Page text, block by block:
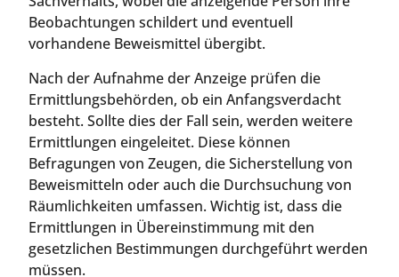
Beobachtungen schildert und eventuell
vorhandene Beweismittel übergibt.
Nach der Aufnahme der Anzeige prüfen die
Ermittlungsbehörden, ob ein Anfangsverdacht
besteht. Sollte dies der Fall sein, werden weitere
Ermittlungen eingeleitet. Diese können
Befragungen von Zeugen, die Sicherstellung von
Beweismitteln oder auch die Durchsuchung von
Räumlichkeiten umfassen. Wichtig ist, dass die
Ermittlungen in Übereinstimmung mit den
gesetzlichen Bestimmungen durchgeführt werden
müssen.